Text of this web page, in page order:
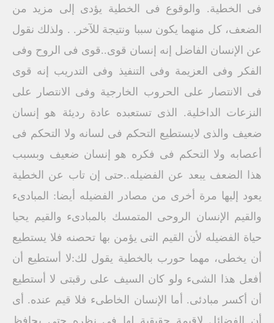
فى الخطية. ‏والوقوع فى الخطية يؤدى إلى مزيد من
الضعف، كل منهما يكون سببا ونتيجة للآخر. . ‏ولذلك نقول
عن الإنسان الفاضل إنه إنسان قوى..قوى فى الروح وفى
الفكر وفى العزيمة وفى التنفيذ وفى التدريب إنه قوى
فى الانتصار على الحروب الخارجية وفى الانتصار على
النزعات الداخلية. الذى تستعبده عادة رديئة هو إنسان
ضعيف ‏والذى لايستطيع التحكم فى لسانه ولا التحكم فى
أعصابه ولا التحكم فى فكره هو إنسان ضعيف وبسبب
هذا الضعف يبعد عن الفضيله..حتى إن تاب عن الخطية
يعود إليها مرة أخرى ‏من مصادر الفضيله أيضا: المبادىء
والقيم ‏الإنسان الروحى المتمسك بالمبادىء والقيم يحيا
حياة الفضيله لأن القيم التى يؤمن بها تحصنه فلا يستطيع
أن يخطى، مهما حورب بالخطية يقول لك:لا أستطيع أن
أفعل هذا الشىء ولو كان السيف على رقبتى لا أستطيع
أن أكسر مبادئى. أما الإنسان الخاطىء فلا قيم عنده. ‏أى
أن الفضائل لاقيمة حقيقية لها فى نظره حتى يحافظ